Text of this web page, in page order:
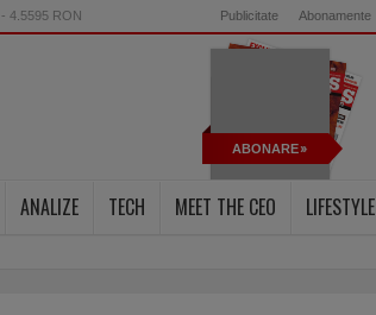
- 4.5595 RON Publicitate Abonamente
ABONARE
ANALIZE TECH MEET THE CEO LIFESTYLE